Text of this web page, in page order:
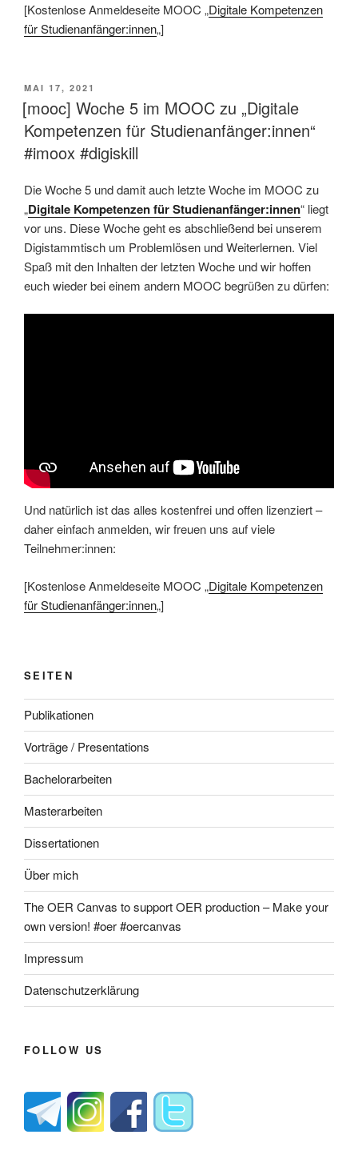
[Kostenlose Anmeldeseite MOOC „Digitale Kompetenzen
für Studienanfänger:innen„]
VERÖFFENTLICHT
AM
MAI 17, 2021
[mooc] Woche 5 im MOOC zu „Digitale
Kompetenzen für Studienanfänger:innen“
#imoox #digiskill
Die Woche 5 und damit auch letzte Woche im MOOC zu
„Digitale Kompetenzen für Studienanfänger:innen“ liegt
vor uns. Diese Woche geht es abschließend bei unserem
Digistammtisch um Problemlösen und Weiterlernen. Viel
Spaß mit den Inhalten der letzten Woche und wir hoffen
euch wieder bei einem andern MOOC begrüßen zu dürfen:
Und natürlich ist das alles kostenfrei und offen lizenziert –
daher einfach anmelden, wir freuen uns auf viele
Teilnehmer:innen:
[Kostenlose Anmeldeseite MOOC „Digitale Kompetenzen
für Studienanfänger:innen„]
SEITEN
Publikationen
Vorträge / Presentations
Bachelorarbeiten
Masterarbeiten
Dissertationen
Über mich
The OER Canvas to support OER production – Make your
own version! #oer #oercanvas
Impressum
Datenschutzerklärung
FOLLOW US